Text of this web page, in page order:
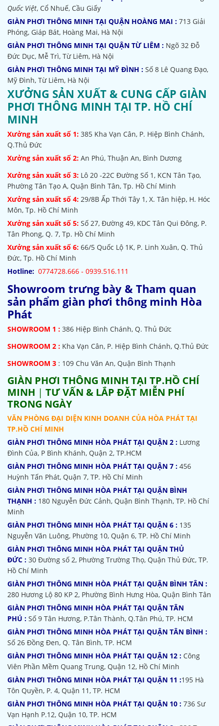
Quốc Việt, Cổ Nhuế, Cầu Giấy
GIÀN PHƠI THÔNG MINH TẠI QUẬN HOÀNG MAI : 713 Giải
Phóng, Giáp Bát, Hoàng Mai, Hà Nội
GIÀN PHƠI THÔNG MINH TẠI QUẬN TỪ LIÊM : Ngõ 32 Đỗ
Đức Dục, Mễ Trì, Từ Liêm, Hà Nội
GIÀN PHƠI THÔNG MINH TẠI MỸ ĐÌNH : Số 8 Lê Quang Đạo,
Mỹ Đình, Từ Liêm, Hà Nội
XƯỞNG SẢN XUẤT & CUNG CẤP GIÀN
PHƠI THÔNG MINH TẠI TP. HỒ CHÍ
MINH
Xưởng sản xuất số 1: 385 Kha Vạn Cân, P. Hiệp Bình Chánh,
Q.Thủ Đức
Xưởng sản xuất số 2: An Phú, Thuận An, Bình Dương
Xưởng sản xuất số 3: Lô 20 -22C Đường Số 1, KCN Tân Tạo,
Phường Tân Tạo A, Quận Bình Tân, Tp. Hồ Chí Minh
Xưởng sản xuất số 4: 29/8B Ấp Thới Tây 1, X. Tân hiệp, H. Hóc
Môn, Tp. Hồ Chí Minh
Xưởng sản xuất số 5: Số 27, Đường 49, KDC Tân Qui Đông, P.
Tân Phong, Q. 7, Tp. Hồ Chí Minh
Xưởng sản xuất số 6: 66/5 Quốc Lộ 1K, P. Linh Xuân, Q. Thủ
Đức, Tp. Hồ Chí Minh
Hotline: 0774728.666 - 0939.516.111
Showroom trưng bày & Tham quan
sản phẩm giàn phơi thông minh Hòa
Phát
SHOWROOM 1 : 386 Hiệp Bình Chánh, Q. Thủ Đức
SHOWROOM 2 : Kha Vạn Cân, P. Hiệp Bình Chánh, Q.Thủ Đức
SHOWROOM 3 : 109 Chu Văn An, Quận Bình Thạnh
GIÀN PHƠI THÔNG MINH TẠI TP.HỒ CHÍ
MINH | TƯ VẤN & LẮP ĐẶT MIỄN PHÍ
TRONG NGÀY
VĂN PHÒNG ĐẠI DIỆN KINH DOANH CỦA HÒA PHÁT TẠI
TP.HỒ CHÍ MINH
GIÀN PHƠI THÔNG MINH HÒA PHÁT TẠI QUẬN 2 : Lương
Đình Của, P Bình Khánh, Quận 2, TP.HCM
GIÀN PHƠI THÔNG MINH HÒA PHÁT TẠI QUẬN 7 : 456
Huỳnh Tấn Phát, Quận 7, TP. Hồ Chí Minh
GIÀN PHƠI THÔNG MINH HÒA PHÁT TẠI QUẬN BÌNH
THẠNH : 180 Nguyễn Đức Cảnh, Quận Bình Thạnh, TP. Hồ Chí
Minh
GIÀN PHƠI THÔNG MINH HÒA PHÁT TẠI QUẬN 6 : 135
Nguyễn Văn Luông, Phường 10, Quận 6, TP. Hồ Chí Minh
GIÀN PHƠI THÔNG MINH HÒA PHÁT TẠI QUẬN THỦ
ĐỨC : 30 Đường số 2, Phường Trường Thọ, Quận Thủ Đức, TP.
Hồ Chí Minh
GIÀN PHƠI THÔNG MINH HÒA PHÁT TẠI QUẬN BÌNH TÂN :
280 Hương Lộ 80 KP 2, Phường Bình Hưng Hòa, Quận Bình Tân
GIÀN PHƠI THÔNG MINH HÒA PHÁT TẠI QUẬN TÂN
PHÚ : Số 9 Tân Hương, P.Tân Thành, Q.Tân Phú, TP. HCM
GIÀN PHƠI THÔNG MINH HÒA PHÁT TẠI QUẬN TÂN BÌNH :
Số 26 Đồng Đen, Q. Tân Bình, TP. HCM
GIÀN PHƠI THÔNG MINH HÒA PHÁT TẠI QUẬN 12 : Công
Viên Phần Mềm Quang Trung, Quận 12, Hồ Chí Minh
GIÀN PHƠI THÔNG MINH HÒA PHÁT TẠI QUẬN 11 :195 Hà
Tôn Quyền, P. 4, Quận 11, TP. HCM
GIÀN PHƠI THÔNG MINH HÒA PHÁT TẠI QUẬN 10 : 736 Sư
Vạn Hạnh P.12, Quận 10, TP. HCM